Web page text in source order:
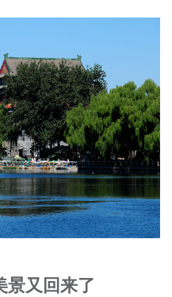
景又回来了